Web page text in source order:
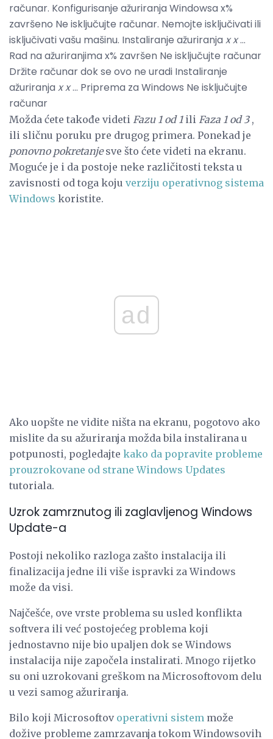
računar. Konfigurisanje ažuriranja Windowsa x%
završeno Ne isključujte računar. Nemojte isključivati ​​ili
isključivati ​​vašu mašinu. Instaliranje ažuriranja xx...
Rad na ažuriranjima x% završen Ne isključujte računar
Držite računar dok se ovo ne uradi Instaliranje
ažuriranja xx... Priprema za Windows Ne isključujte
računar
Možda ćete takođe videti Fazu 1 od 1ili Faza 1 od 3,
ili sličnu poruku pre drugog primera. Ponekad je
ponovno pokretanjesve što ćete videti na ekranu.
Moguće je i da postoje neke različitosti teksta u
zavisnosti od toga koju verziju operativnog sistema
Windows koristite.
ad
Ako uopšte ne vidite ništa na ekranu, pogotovo ako
mislite da su ažuriranja možda bila instalirana u
potpunosti, pogledajte kako da popravite probleme
prouzrokovane od strane Windows Updates
tutoriala.
Uzrok zamrznutog ili zaglavljenog Windows
Update-a
Postoji nekoliko razloga zašto instalacija ili
finalizacija jedne ili više ispravki za Windows
može da visi.
Najčešće, ove vrste problema su usled konflikta
softvera ili već postojećeg problema koji
jednostavno nije bio upaljen dok se Windows
instalacija nije započela instalirati. Mnogo rijetko
su oni uzrokovani greškom na Microsoftovom delu
u vezi samog ažuriranja.
Bilo koji Microsoftov operativni sistem može
dožive probleme zamrzavanja tokom Windowsovih